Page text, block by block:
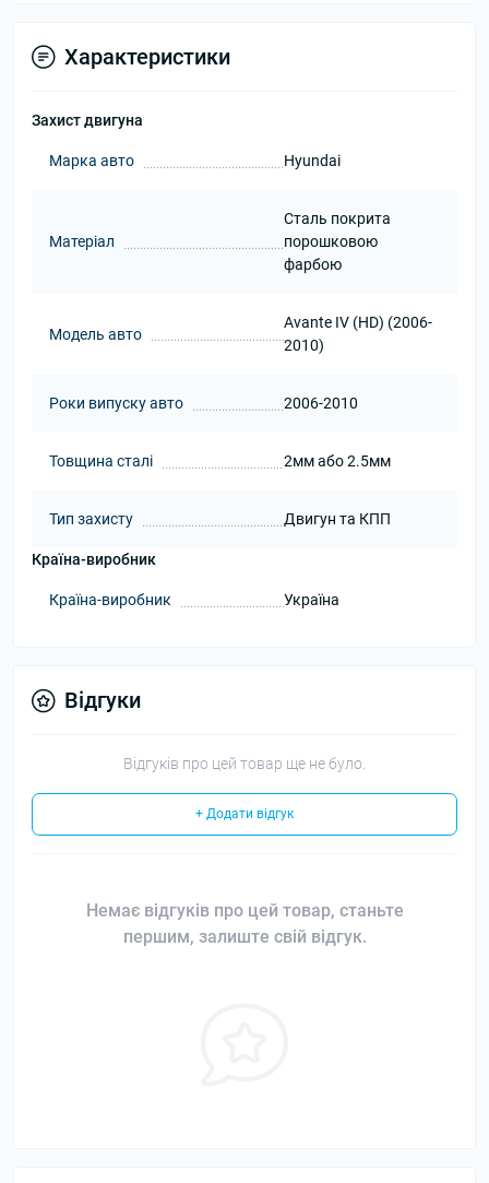
Характеристики
Захист двигуна
Марка авто Hyundai
Матеріал
Сталь покрита
порошковою
фарбою
Модель авто
Avante IV (HD) (2006-
2010)
Роки випуску авто 2006-2010
Товщина сталі 2мм або 2.5мм
Тип захисту Двигун та КПП
Країна-виробник
Країна-виробник Україна
Відгуки
Відгуків про цей товар ще не було.
+ Додати відгук
Немає відгуків про цей товар, станьте
першим, залиште свій відгук.